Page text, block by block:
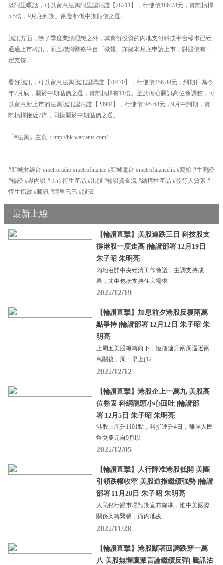
淡阿里嘅話，可以留意法興阿里認沽證【28211】，行使價186.78元，實際槓桿
5.5倍，9月底到期。兩隻都係中期貼價之選。
騰訊方面，除了季度業績理想之外，其有份投資的內地支付科技平台移卡已經
通過上市聆訊，而互聯網醫療平台「微醫」亦擬本月底申請上市，對股價有一
定支撐。
看好騰訊，可以留意法興騰訊認購證【20470】，行使價456.88元，到期日為今
年7月底，屬於中期貼價之選，實際槓桿有11倍。至於擔心騰訊高位會調整，可
以留意新上市的法興騰訊認沽證【28904】，行使價395.68元，9月中到期，實
際槓桿接近7倍，同樣屬於中期貼價之選。
「#法興」主頁：http://hk.warrants.com/
=======================
#新城財經台 #metroradio #metrofinance #新城電台 #metrofinancehk #窩輪 #牛熊證
#輪證 #界內證 #上市衍生產品 #港股 #輪證資金流 #結構性產品 #發行人質素 #
恆生指數 #騰訊 #阿里巴巴 #股價
最新上線
【輪證直擊】美股連跌三日 科技股支
撐港股一度走高 |輪證部署|12月19日
朱子昭 朱明亮
內地召開中央經濟工作會議，主調支持成
長，其中包括支持住房需求
2022/12/19
【輪證直擊】加息前夕港股反覆兩萬
點爭持 |輪證部署|12月12日 朱子昭 朱
明亮
上周五美股輾轉向下，恆指連升兩周逼近兩
萬關後，周一早上(12
2022/12/12
【輪證直擊】港股企上一萬九 美股高
位整固 科網龍頭小心回吐 |輪證部
署|12月5日 朱子昭 朱明亮
港股上周升1101點，科指連升4日，離岸人民
幣兌美元自9月以
2022/12/05
【輪證直擊】人行降准港股低開 美團
引領跌幅收窄 美股道指繼續強勢 |輪證
部署|11月28日 朱子昭 朱明亮
人民銀行跟市場預期宣布降準，惟中美國際
關係又轉緊張，而內地疫
2022/11/28
【輪證直擊】港股顯著回調跌穿一萬
八 美股無懼鷹派言論繼續反彈| 騰訊沽